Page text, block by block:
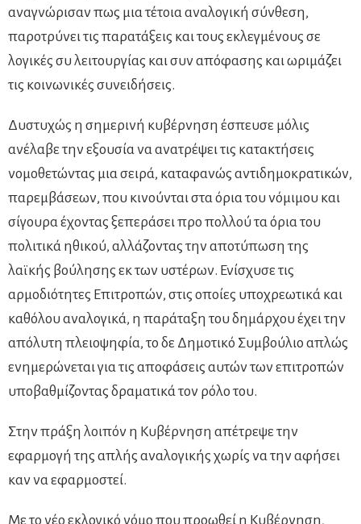
αναγνώρισαν πως μια τέτοια αναλογική σύνθεση,
παροτρύνει τις παρατάξεις και τους εκλεγμένους σε
λογικές συ λειτουργίας και συν απόφασης και ωριμάζει
τις κοινωνικές συνειδήσεις.
Δυστυχώς η σημερινή κυβέρνηση έσπευσε μόλις
ανέλαβε την εξουσία να ανατρέψει τις κατακτήσεις
νομοθετώντας μια σειρά, καταφανώς αντιδημοκρατικών,
παρεμβάσεων, που κινούνται στα όρια του νόμιμου και
σίγουρα έχοντας ξεπεράσει προ πολλού τα όρια του
πολιτικά ηθικού, αλλάζοντας την αποτύπωση της
λαϊκής βούλησης εκ των υστέρων. Ενίσχυσε τις
αρμοδιότητες Επιτροπών, στις οποίες υποχρεωτικά και
καθόλου αναλογικά, η παράταξη του δημάρχου έχει την
απόλυτη πλειοψηφία, το δε Δημοτικό Συμβούλιο απλώς
ενημερώνεται για τις αποφάσεις αυτών των επιτροπών
υποβαθμίζοντας δραματικά τον ρόλο του.
Στην πράξη λοιπόν η Κυβέρνηση απέτρεψε την
εφαρμογή της απλής αναλογικής χωρίς να την αφήσει
καν να εφαρμοστεί.
Με το νέο εκλογικό νόμο που προωθεί η Κυβέρνηση,